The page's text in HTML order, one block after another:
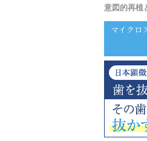
意図的再植
マイクロ